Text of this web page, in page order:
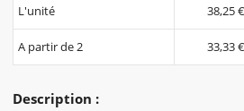
Description :
L'unité 38,25 €
A partir de 2 33,33 €